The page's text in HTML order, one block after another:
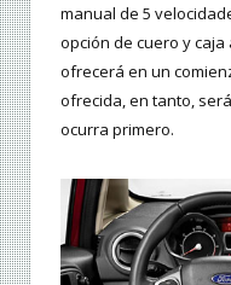
manual de 5
opción de cuero y
ofrecerá en un
ofrecida, en tanto,
ocurra primero.